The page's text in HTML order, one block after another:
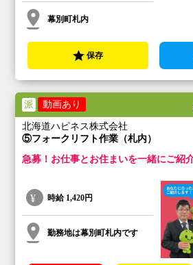
幕別町札内
保存
派 動画あり
北海道ハピネス株式会社
⑤フォークリフト作業（札内）
急募！お仕事とお住まいを一緒にご紹
時給 1,420円
勤務地は幕別町札内です